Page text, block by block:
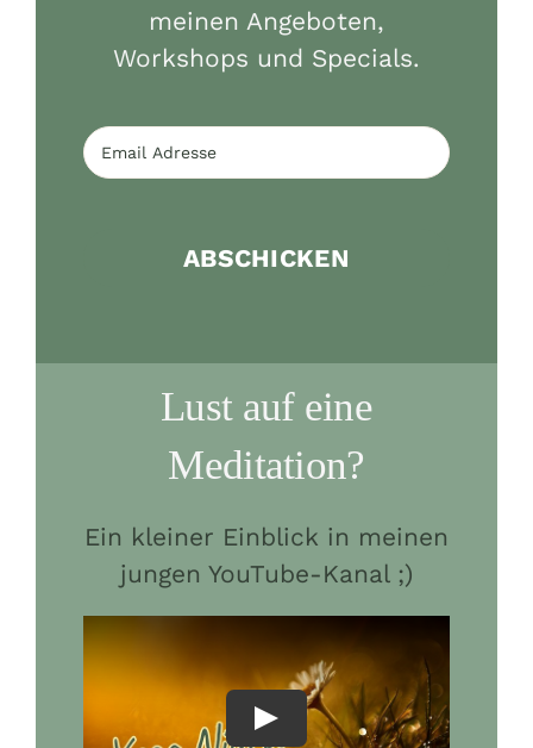
meinen Angeboten,
Workshops und Specials.
ABSCHICKEN
Lust auf eine
Meditation?
Ein kleiner Einblick in meinen
jungen YouTube-Kanal ;)